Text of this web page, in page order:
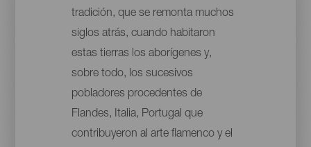
tradición, que se remonta muchos
siglos atrás, cuando habitaron
estas tierras los aborígenes y,
sobre todo, los sucesivos
pobladores procedentes de
Flandes, Italia, Portugal que
contribuyeron al arte flamenco y el